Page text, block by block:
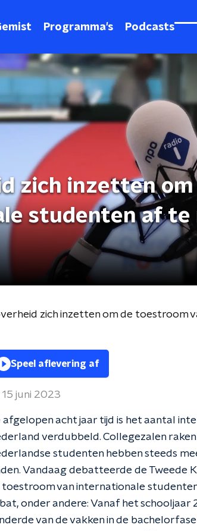
Programma's Podcasts
zich inzetten
studenten af te
zich inzetten om de toestroom
Speel aflevering af
juni 2023
afgelopen acht jaar tijd is het aantal
verdubbeld. Collegezalen
studenten hebben steeds
Vandaag debatteerde de Tweede
toestroom van internationale
onder andere: Vanaf het schooljaar
van de vakken in de